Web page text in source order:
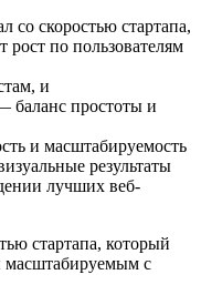
со скоростью стартапа,
по пользователям
и
баланс простоты и
и масштабируемость
результаты
лучших веб-
стартапа, который
масштабируемым с